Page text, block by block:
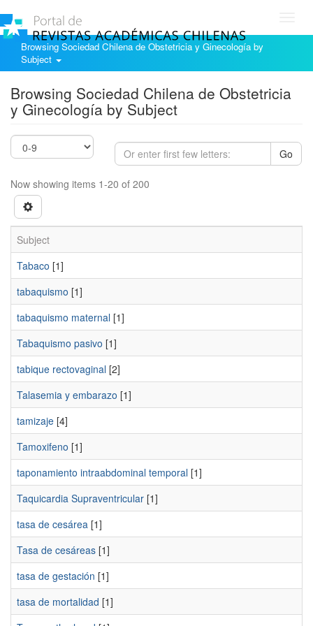
Browsing Sociedad Chilena de Obstetricia y Ginecología by
Subject
Browsing Sociedad Chilena de Obstetricia
y Ginecología by Subject
Go
Now showing items 1-20 of 200
Subject
Tabaco [1]
tabaquismo [1]
tabaquismo maternal [1]
Tabaquismo pasivo [1]
tabique rectovaginal [2]
Talasemia y embarazo [1]
tamizaje [4]
Tamoxifeno [1]
taponamiento intraabdominal temporal [1]
Taquicardia Supraventricular [1]
tasa de cesárea [1]
Tasa de cesáreas [1]
tasa de gestación [1]
tasa de mortalidad [1]